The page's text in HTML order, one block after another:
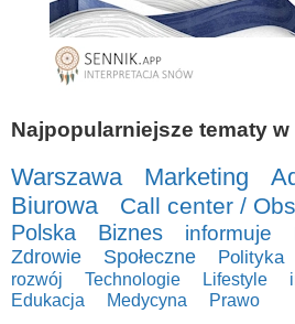
Najpopularniejsze tematy
Warszawa Marketing
Biurowa
Call center /
Polska Biznes informuje
Zdrowie Społeczne Polityka
rozwój Technologie Lifestyle
Edukacja
Medycyna Prawo